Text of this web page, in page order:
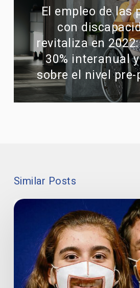
El empleo de las
con
revitaliza en
30% interanual
sobre el nivel
Similar Posts
Las
mascarillas
empezarán
fabricarse